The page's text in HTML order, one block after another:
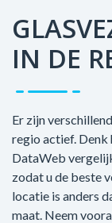
IN DE
Er zijn
regio actief. Denk
DataWeb
zodat u de beste
locatie is anders
maat. Neem